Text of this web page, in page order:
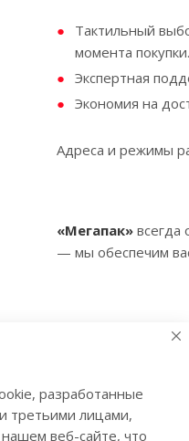
Тактильный
момента покупки.
Экспертная
Экономия на
Адреса и режимы
«Мегапак» всегда
— мы обеспечим
О компании
разработанные
третьими лицами,
веб-сайте, что